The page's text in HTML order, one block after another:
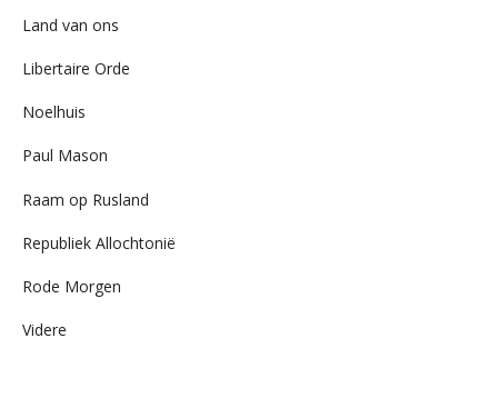
Land van ons
Libertaire Orde
Noelhuis
Paul Mason
Raam op Rusland
Republiek Allochtonië
Rode Morgen
Videre